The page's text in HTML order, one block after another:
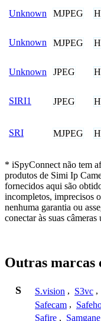
Unknown MJPEG
Unknown MJPEG
Unknown JPEG
SIRI1 JPEG
SRI MJPEG
* iSpyConnect não tem
produtos de Simi Ip
fornecidos aqui são
incompletos, imprecisos
nenhuma garantia ou
conectar às suas
Outras marcas
S S.vision , S3vc ,
Safecam ,
Safire , Samgane